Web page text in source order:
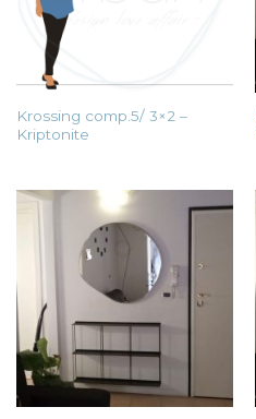
Krossing comp.5/ 3×2 –
Kriptonite